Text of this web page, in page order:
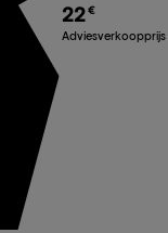
22€
Adviesverkoopprijs